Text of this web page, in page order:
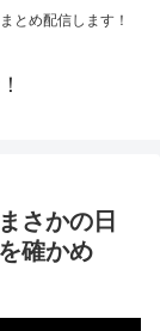
とめ配信します！
さかの日
確かめ